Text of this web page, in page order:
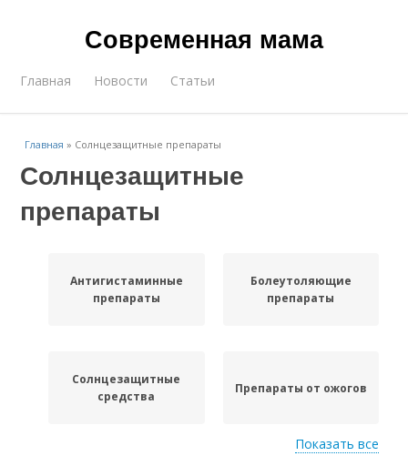
Современная мама
Главная Новости Статьи
Главная » Солнцезащитные препараты
Солнцезащитные
препараты
Антигистаминные
препараты
Болеутоляющие
препараты
Солнцезащитные
средства
Препараты от ожогов
Показать все